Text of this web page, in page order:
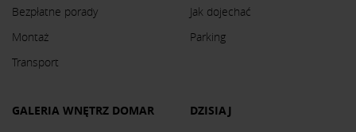
Bezpłatne porady
Montaż
Transport
Jak dojechać
Parking
GALERIA WNĘTRZ DOMAR
DZISIAJ